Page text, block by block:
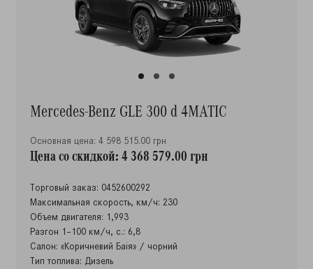
Mercedes-Benz GLE 300 d 4MATIC
Основная цена: 4 598 515.00 грн
Цена со скидкой: 4 368 579.00 грн
Торговый заказ: 0452600292
Максимальная скорость, км/ч: 230
Объем двигателя: 1,993
Разгон 1–100 км/ч, с.: 6,8
Салон: «Коричневий Баія» / чорний
Тип топлива: Дизель